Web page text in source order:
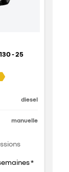
- 25
diesel
manuelle
*